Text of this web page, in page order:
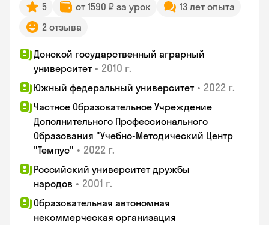
5 от 1590 ₽ за урок
13 лет опыта
2 отзыва
Донской государственный аграрный
университет • 2010 г.
Южный федеральный университет • 2022 г.
Частное Образовательное Учреждение
Дополнительного Профессионального
Образования "Учебно-Методический Центр
"Темпус" • 2022 г.
Российский университет дружбы
народов • 2001 г.
Образовательная автономная
некоммерческая организация